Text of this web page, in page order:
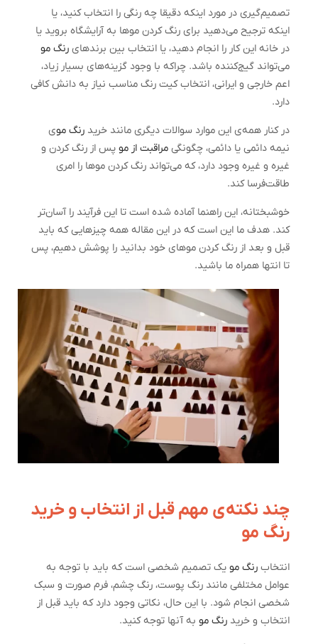
تصمیم‌گیری در مورد اینکه دقیقا چه رنگی را انتخاب کنید، یا
اینکه ترجیح می‌دهید برای رنگ کردن موها به آرایشگاه بروید یا
در خانه این کار را انجام دهید، یا انتخاب بین برندهای رنگ مو
می‌تواند گیج‌کننده باشد. چراکه با وجود گزینه‌های بسیار زیاد،
اعم خارجی و ایرانی، انتخاب کیت رنگ مناسب نیاز به دانش کافی
دارد.
در کنار همه‌ی این موارد سوالات دیگری مانند خرید رنگ موی
نیمه دائمی یا دائمی، چگونگی مراقبت از مو پس از رنگ کردن و
غیره و غیره وجود دارد، که می‌تواند رنگ کردن موها را امری
طاقت‌فرسا کند.
خوشبختانه، این راهنما آماده شده است تا این فرآیند را آسان‌تر
کند. هدف ما این است که در این مقاله همه چیزهایی که باید
قبل و بعد از رنگ کردن موهای خود بدانید را پوشش دهیم، پس
تا انتها همراه ما باشید.
چند نکته‌ی مهم قبل از انتخاب و خرید
رنگ مو
انتخاب رنگ مو یک تصمیم شخصی است که باید با توجه به
عوامل مختلفی مانند رنگ پوست، رنگ چشم، فرم صورت و سبک
شخصی انجام شود. با این حال، نکاتی وجود دارد که باید قبل از
انتخاب و خرید رنگ مو به آنها توجه کنید.